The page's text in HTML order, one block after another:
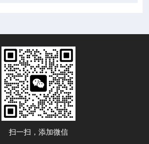
扫一扫，添加微信